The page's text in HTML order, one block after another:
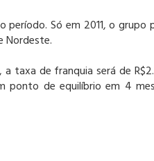
Só em 2011, o grupo
Nordeste.
taxa de franquia será de
ponto de equilíbrio em 4